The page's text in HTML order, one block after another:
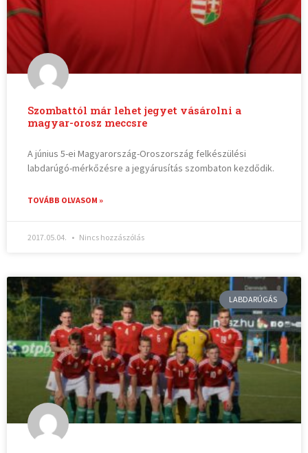
Szombattól már lehet jegyet vásárolni a
magyar-orosz meccsre
A június 5-ei Magyarország-Oroszország felkészülési
labdarúgó-mérkőzésre a jegyárusítás szombaton kezdődik.
TOVÁBB OLVASOM »
2017.05.04. Nincs hozzászólás
LABDARÚGÁS